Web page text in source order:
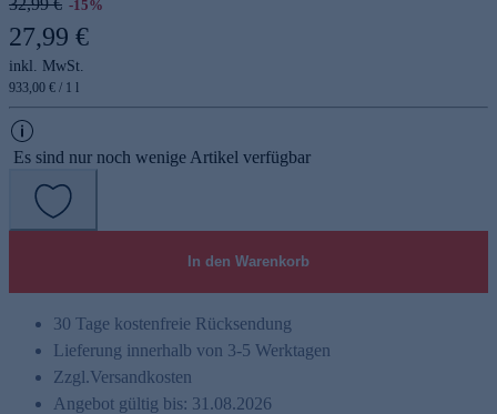
-15%
27,99 €
inkl. MwSt.
933,00 € / 1 l
Es sind nur noch wenige Artikel verfügbar
In den Warenkorb
30 Tage kostenfreie Rücksendung
Lieferung innerhalb von 3-5 Werktagen
Zzgl.Versandkosten
Angebot gültig bis: 31.08.2026